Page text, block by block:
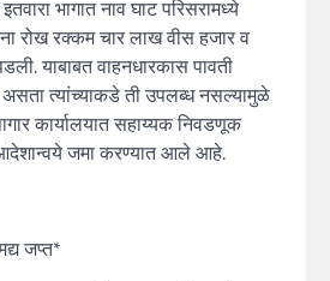
भागात नाव घाट परिसरामध्ये
रोख रक्कम चार लाख वीस हजार व
याबाबत वाहनधारकास पावती
त्यांच्याकडे ती उपलब्ध नसल्यामुळे
कार्यालयात सहाय्यक निवडणूक
आदेशान्वये जमा करण्यात आले आहे.
जप्त*